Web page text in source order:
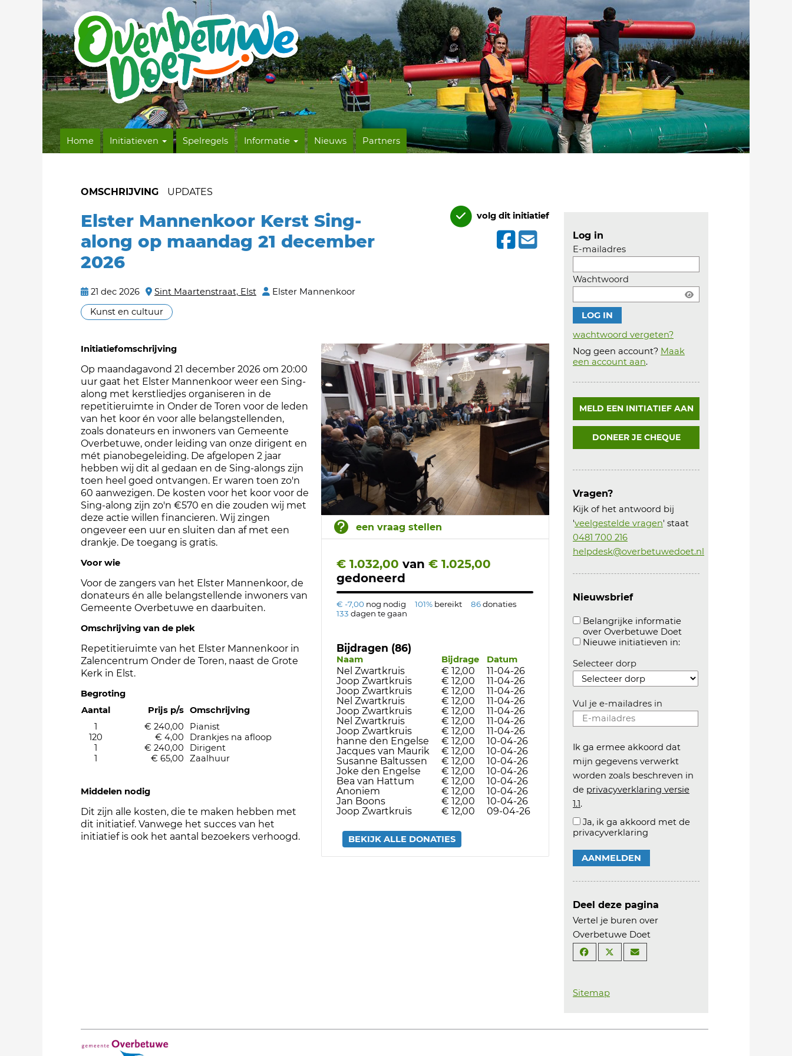
Home Initiatieven Spelregels Informatie Nieuws Partners
OMSCHRIJVING UPDATES
Elster Mannenkoor Kerst Sing-
along op maandag 21 december
2026
21 dec 2026 Sint Maartenstraat, Elst
Elster Mannenkoor
Kunst en cultuur
volg dit initiatief
een vraag stellen
€ 1.032,00 van € 1.025,00
gedoneerd
€ -7,00 nog nodig 101% bereikt 86donaties
133 dagen te gaan
Bijdragen (86)
Naam Bijdrage Datum
Nel Zwartkruis € 12,00
11-04-26
Joop Zwartkruis
€ 12,00
11-04-26
Joop Zwartkruis
€ 12,00
11-04-26
Nel Zwartkruis
€ 12,00
11-04-26
Joop Zwartkruis
€ 12,00
11-04-26
Nel Zwartkruis
€ 12,00
11-04-26
Joop Zwartkruis
€ 12,00
11-04-26
hanne den Engelse
€ 12,00
10-04-26
Jacques van Maurik
€ 12,00
10-04-26
Susanne Baltussen
€ 12,00
10-04-26
Joke den Engelse
€ 12,00
10-04-26
Bea van Hattum
€ 12,00
10-04-26
Anoniem
€ 12,00
10-04-26
Jan Boons
€ 12,00
10-04-26
Joop Zwartkruis
€ 12,00 09-04-26
BEKIJK ALLE DONATIES
Initiatiefomschrijving
Op maandagavond 21 december 2026 om 20:00
uur gaat het Elster Mannenkoor weer een Sing-
along met kerstliedjes organiseren in de
repetitieruimte in Onder de Toren voor de leden
van het koor én voor alle belangstellenden,
zoals donateurs en inwoners van Gemeente
Overbetuwe, onder leiding van onze dirigent en
mét pianobegeleiding. De afgelopen 2 jaar
hebben wij dit al gedaan en de Sing-alongs zijn
toen heel goed ontvangen. Er waren toen zo'n
60 aanwezigen. De kosten voor het koor voor de
Sing-along zijn zo'n €570 en die zouden wij met
deze actie willen financieren. Wij zingen
ongeveer een uur en sluiten dan af met een
drankje. De toegang is gratis.
Voor wie
Voor de zangers van het Elster Mannenkoor, de
donateurs én alle belangstellende inwoners van
Gemeente Overbetuwe en daarbuiten.
Omschrijving van de plek
Repetitieruimte van het Elster Mannenkoor in
Zalencentrum Onder de Toren, naast de Grote
Kerk in Elst.
Begroting
Aantal
Prijs p/s Omschrijving
1
€ 240,00
Pianist
120
€ 4,00
Drankjes na afloop
1
€ 240,00
Dirigent
1
€ 65,00 Zaalhuur
Middelen nodig
Dit zijn alle kosten, die te maken hebben met
dit initiatief. Vanwege het succes van het
initiatief is ook het aantal bezoekers verhoogd.
Log in
E-mailadres
Wachtwoord
wachtwoord vergeten?
Nog geen account? Maak
een account aan.Account
MELD EEN INITIATIEF AAN
DONEER JE CHEQUE
Vragen?
Kijk of het antwoord bij
'veelgestelde vragen' staat
0481 700 216
helpdesk@overbetuwedoet.nl
Nieuwsbrief
Belangrijke informatie
over Overbetuwe Doet
Aanvinken om belangrijke informatie over
Nieuwe initiatieven in:Aanvinken om
Selecteer dorp
Vul je e-mailadres in
Ik ga ermee akkoord dat
mijn gegevens verwerkt
worden zoals beschreven in
de privacyverklaring versie
1.1.
Ja, ik ga akkoord met de
privacyverklaring
AANMELDEN
Deel deze pagina
Vertel je buren over
Overbetuwe Doet
Sitemap